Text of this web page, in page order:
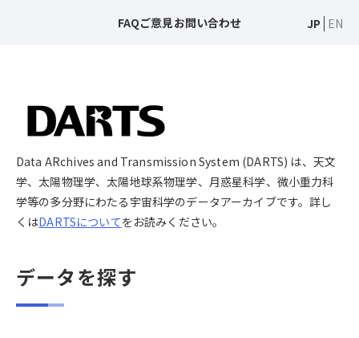
FAQご意見お問い合わせ JP EN
Data ARchives and Transmission System (DARTS) は、天文
学、太陽物理学、太陽地球系物理学、月惑星科学、微小重力科
学等の多分野にわたる宇宙科学のデータアーカイブです。詳し
くはDARTSについてをお読みください。
データを探す